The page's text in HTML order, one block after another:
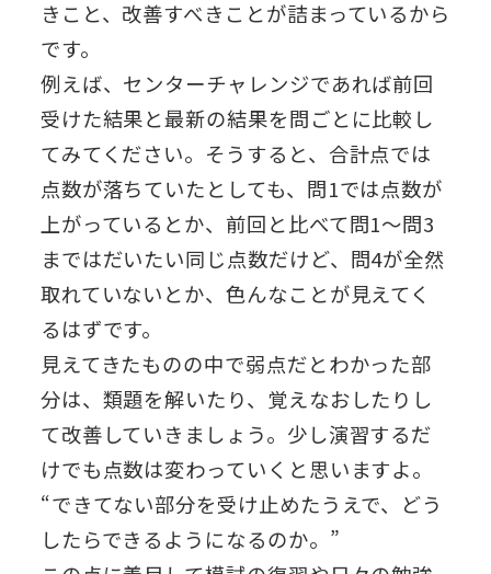
きこと、改善すべきことが詰まっているから
です。
例えば、センターチャレンジであれば前回
受けた結果と最新の結果を問ごとに比較し
てみてください。そうすると、合計点では
点数が落ちていたとしても、問1では点数が
上がっているとか、前回と比べて問1～問3
まではだいたい同じ点数だけど、問4が全然
取れていないとか、色んなことが見えてく
るはずです。
見えてきたものの中で弱点だとわかった部
分は、類題を解いたり、覚えなおしたりし
て改善していきましょう。少し演習するだ
けでも点数は変わっていくと思いますよ。
“できてない部分を受け止めたうえで、どう
したらできるようになるのか。”